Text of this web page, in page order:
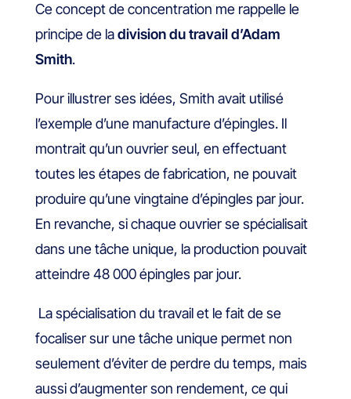
Ce concept de concentration me rappelle le
principe de ladivision du travail d’Adam
Smith.
Pour illustrer ses idées, Smith avait utilisé
l’exemple d’une manufacture d’épingles. Il
montrait qu’un ouvrier seul, en effectuant
toutes les étapes de fabrication, ne pouvait
produire qu’une vingtaine d’épingles par jour.
En revanche, si chaque ouvrier se spécialisait
dans une tâche unique, la production pouvait
atteindre 48 000 épingles par jour.
La spécialisation du travail et le fait de se
focaliser sur une tâche unique permet non
seulement d’éviter de perdre du temps, mais
aussi d’augmenter son rendement, ce qui